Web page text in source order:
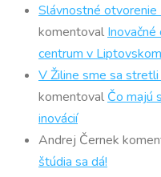
Slávnostné otvorenie
komentoval
centrum v
V Žiline sme sa
komentoval Čo majú
inovácií
Andrej Černek
štúdia sa dá!